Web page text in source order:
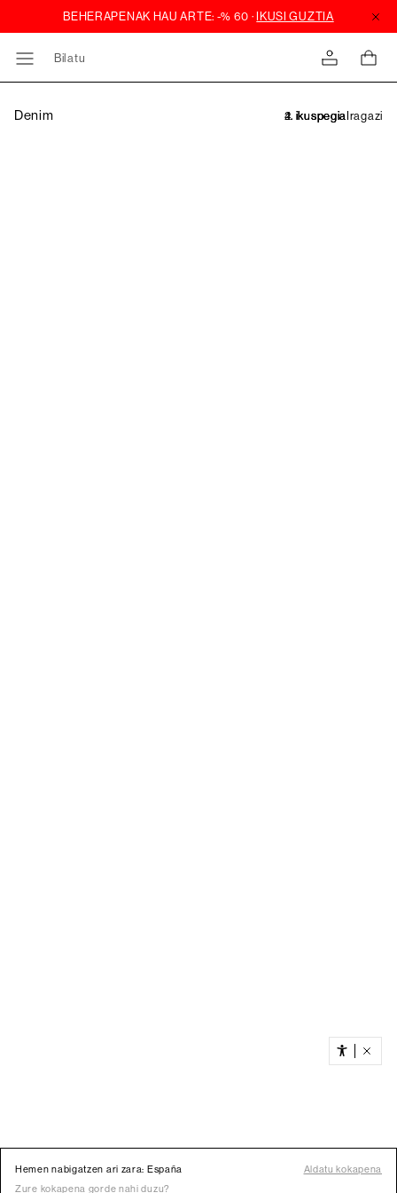
Bilatu
Denim Iragazi
Hemen nabigatzen ari zara: España
Aldatu kokapena
Zure kokapena gorde nahi duzu?